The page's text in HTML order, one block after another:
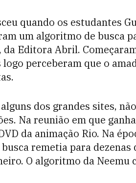
quando os estudantes
um algoritmo de busca
da Editora Abril.
logo perceberam que o
dos grandes sites,
Na reunião em que
da animação Rio. Na
remetia para
O algoritmo da Neemu